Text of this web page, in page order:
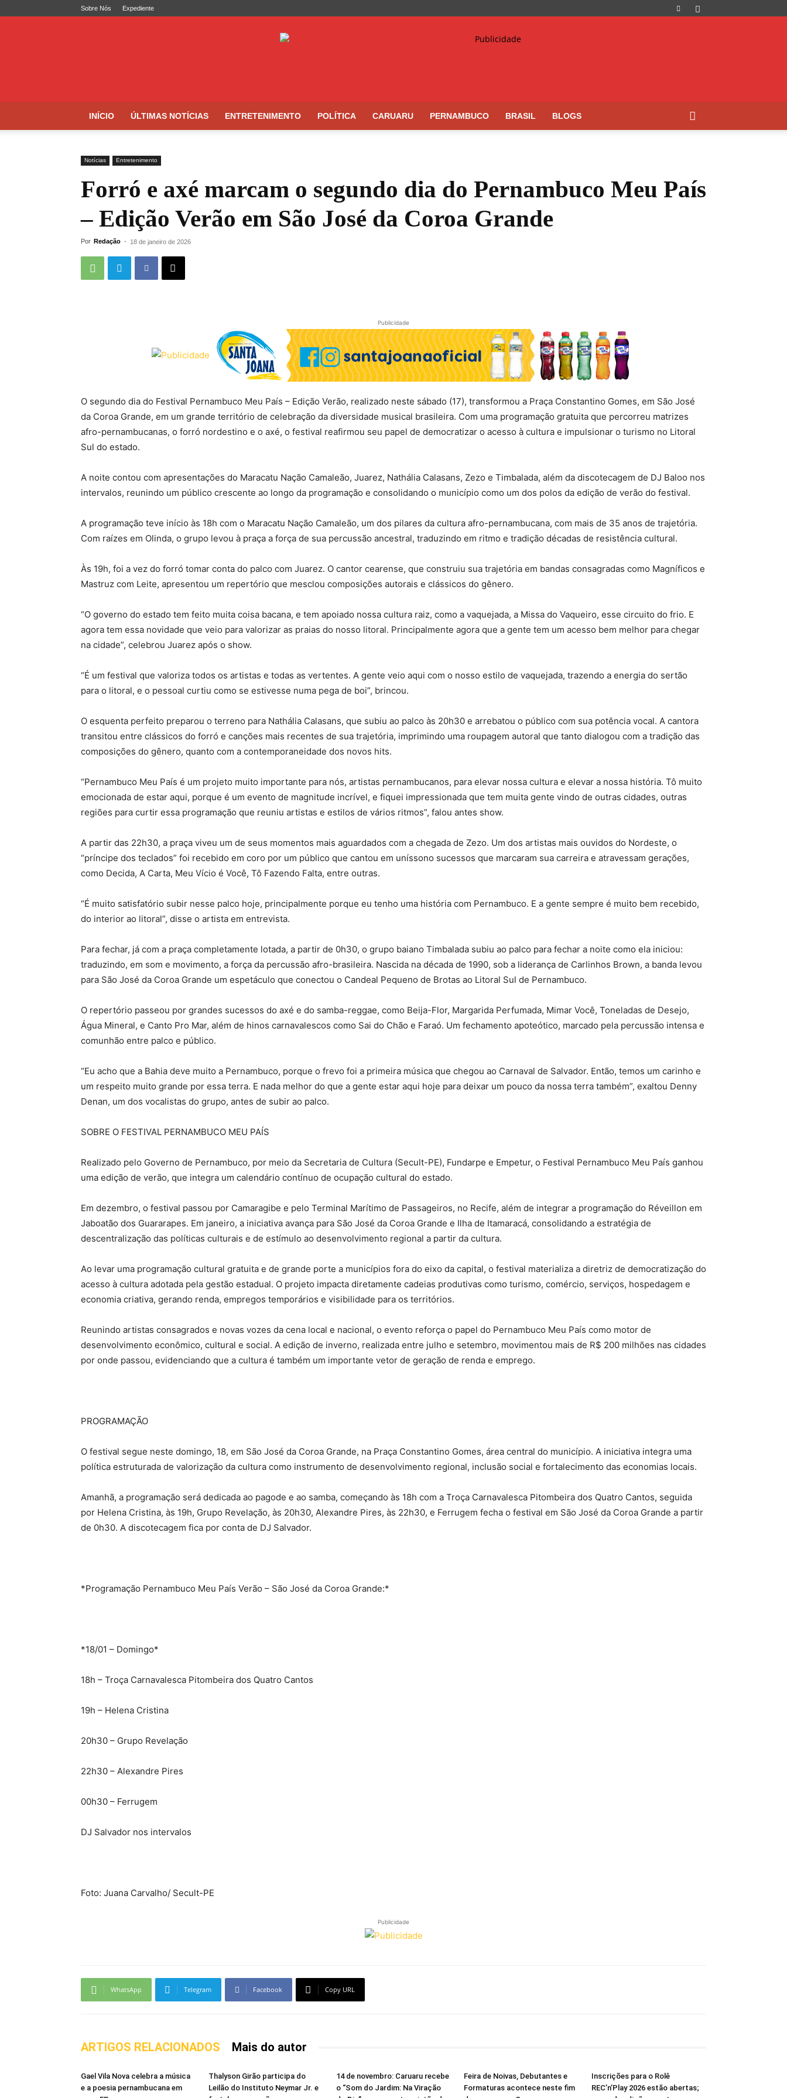
Sobre Nós Expediente
INÍCIO ÚLTIMAS NOTÍCIAS ENTRETENIMENTO POLÍTICA CARUARU PERNAMBUCO BRASIL BLOGS
Notícias Entretenimento
Forró e axé marcam o segundo dia do Pernambuco Meu País
– Edição Verão em São José da Coroa Grande
Por Redação - 18 de janeiro de 2026
Publicidade
O segundo dia do Festival Pernambuco Meu País – Edição Verão, realizado neste sábado (17), transformou a Praça Constantino Gomes, em São José
da Coroa Grande, em um grande território de celebração da diversidade musical brasileira. Com uma programação gratuita que percorreu matrizes
afro-pernambucanas, o forró nordestino e o axé, o festival reafirmou seu papel de democratizar o acesso à cultura e impulsionar o turismo no Litoral
Sul do estado.
A noite contou com apresentações do Maracatu Nação Camaleão, Juarez, Nathália Calasans, Zezo e Timbalada, além da discotecagem de DJ Baloo nos
intervalos, reunindo um público crescente ao longo da programação e consolidando o município como um dos polos da edição de verão do festival.
A programação teve início às 18h com o Maracatu Nação Camaleão, um dos pilares da cultura afro-pernambucana, com mais de 35 anos de trajetória.
Com raízes em Olinda, o grupo levou à praça a força de sua percussão ancestral, traduzindo em ritmo e tradição décadas de resistência cultural.
Às 19h, foi a vez do forró tomar conta do palco com Juarez. O cantor cearense, que construiu sua trajetória em bandas consagradas como Magníficos e
Mastruz com Leite, apresentou um repertório que mesclou composições autorais e clássicos do gênero.
“O governo do estado tem feito muita coisa bacana, e tem apoiado nossa cultura raiz, como a vaquejada, a Missa do Vaqueiro, esse circuito do frio. E
agora tem essa novidade que veio para valorizar as praias do nosso litoral. Principalmente agora que a gente tem um acesso bem melhor para chegar
na cidade”, celebrou Juarez após o show.
“É um festival que valoriza todos os artistas e todas as vertentes. A gente veio aqui com o nosso estilo de vaquejada, trazendo a energia do sertão
para o litoral, e o pessoal curtiu como se estivesse numa pega de boi”, brincou.
O esquenta perfeito preparou o terreno para Nathália Calasans, que subiu ao palco às 20h30 e arrebatou o público com sua potência vocal. A cantora
transitou entre clássicos do forró e canções mais recentes de sua trajetória, imprimindo uma roupagem autoral que tanto dialogou com a tradição das
composições do gênero, quanto com a contemporaneidade dos novos hits.
“Pernambuco Meu País é um projeto muito importante para nós, artistas pernambucanos, para elevar nossa cultura e elevar a nossa história. Tô muito
emocionada de estar aqui, porque é um evento de magnitude incrível, e fiquei impressionada que tem muita gente vindo de outras cidades, outras
regiões para curtir essa programação que reuniu artistas e estilos de vários ritmos”, falou antes show.
A partir das 22h30, a praça viveu um de seus momentos mais aguardados com a chegada de Zezo. Um dos artistas mais ouvidos do Nordeste, o
“príncipe dos teclados” foi recebido em coro por um público que cantou em uníssono sucessos que marcaram sua carreira e atravessam gerações,
como Decida, A Carta, Meu Vício é Você, Tô Fazendo Falta, entre outras.
“É muito satisfatório subir nesse palco hoje, principalmente porque eu tenho uma história com Pernambuco. E a gente sempre é muito bem recebido,
do interior ao litoral”, disse o artista em entrevista.
Para fechar, já com a praça completamente lotada, a partir de 0h30, o grupo baiano Timbalada subiu ao palco para fechar a noite como ela iniciou:
traduzindo, em som e movimento, a força da percussão afro-brasileira. Nascida na década de 1990, sob a liderança de Carlinhos Brown, a banda levou
para São José da Coroa Grande um espetáculo que conectou o Candeal Pequeno de Brotas ao Litoral Sul de Pernambuco.
O repertório passeou por grandes sucessos do axé e do samba-reggae, como Beija-Flor, Margarida Perfumada, Mimar Você, Toneladas de Desejo,
Água Mineral, e Canto Pro Mar, além de hinos carnavalescos como Sai do Chão e Faraó. Um fechamento apoteótico, marcado pela percussão intensa e
comunhão entre palco e público.
“Eu acho que a Bahia deve muito a Pernambuco, porque o frevo foi a primeira música que chegou ao Carnaval de Salvador. Então, temos um carinho e
um respeito muito grande por essa terra. E nada melhor do que a gente estar aqui hoje para deixar um pouco da nossa terra também”, exaltou Denny
Denan, um dos vocalistas do grupo, antes de subir ao palco.
SOBRE O FESTIVAL PERNAMBUCO MEU PAÍS
Realizado pelo Governo de Pernambuco, por meio da Secretaria de Cultura (Secult-PE), Fundarpe e Empetur, o Festival Pernambuco Meu País ganhou
uma edição de verão, que integra um calendário contínuo de ocupação cultural do estado.
Em dezembro, o festival passou por Camaragibe e pelo Terminal Marítimo de Passageiros, no Recife, além de integrar a programação do Réveillon em
Jaboatão dos Guararapes. Em janeiro, a iniciativa avança para São José da Coroa Grande e Ilha de Itamaracá, consolidando a estratégia de
descentralização das políticas culturais e de estímulo ao desenvolvimento regional a partir da cultura.
Ao levar uma programação cultural gratuita e de grande porte a municípios fora do eixo da capital, o festival materializa a diretriz de democratização do
acesso à cultura adotada pela gestão estadual. O projeto impacta diretamente cadeias produtivas como turismo, comércio, serviços, hospedagem e
economia criativa, gerando renda, empregos temporários e visibilidade para os territórios.
Reunindo artistas consagrados e novas vozes da cena local e nacional, o evento reforça o papel do Pernambuco Meu País como motor de
desenvolvimento econômico, cultural e social. A edição de inverno, realizada entre julho e setembro, movimentou mais de R$ 200 milhões nas cidades
por onde passou, evidenciando que a cultura é também um importante vetor de geração de renda e emprego.
PROGRAMAÇÃO
O festival segue neste domingo, 18, em São José da Coroa Grande, na Praça Constantino Gomes, área central do município. A iniciativa integra uma
política estruturada de valorização da cultura como instrumento de desenvolvimento regional, inclusão social e fortalecimento das economias locais.
Amanhã, a programação será dedicada ao pagode e ao samba, começando às 18h com a Troça Carnavalesca Pitombeira dos Quatro Cantos, seguida
por Helena Cristina, às 19h, Grupo Revelação, às 20h30, Alexandre Pires, às 22h30, e Ferrugem fecha o festival em São José da Coroa Grande a partir
de 0h30. A discotecagem fica por conta de DJ Salvador.
*Programação Pernambuco Meu País Verão – São José da Coroa Grande:*
*18/01 – Domingo*
18h – Troça Carnavalesca Pitombeira dos Quatro Cantos
19h – Helena Cristina
20h30 – Grupo Revelação
22h30 – Alexandre Pires
00h30 – Ferrugem
DJ Salvador nos intervalos
Foto: Juana Carvalho/ Secult-PE
Publicidade
WhatsApp Telegram Facebook Copy URL
ARTIGOS RELACIONADOS Mais do autor
Gael Vila Nova celebra a música
e a poesia pernambucana em
Thalyson Girão participa do
Leilão do Instituto Neymar Jr. e
14 de novembro: Caruaru recebe
o “Som do Jardim: Na Viração
Feira de Noivas, Debutantes e
Formaturas acontece neste fim
Inscrições para o Rolê
REC’n’Play 2026 estão abertas;